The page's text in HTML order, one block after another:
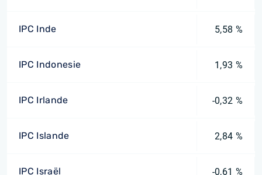
IPC Inde 5,58 %
IPC Indonesie 1,93 %
IPC Irlande -0,32 %
IPC Islande 2,84 %
IPC Israël -0,61 %